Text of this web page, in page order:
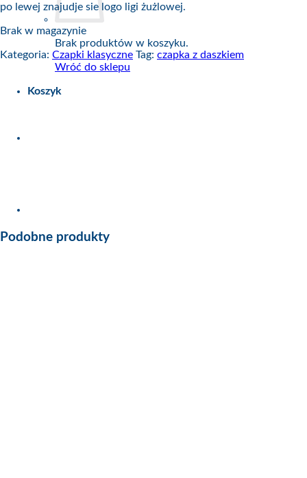
Brak produktów w koszyku.
Wróć do sklepu
Koszyk
po lewej znajudje sie logo ligi żużlowej.
Brak w magazynie
Kategoria: Czapki klasyczne Tag: czapka z daszkiem
Podobne produkty